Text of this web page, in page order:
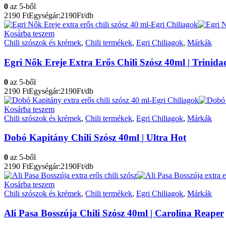
0 az 5-ből
2190 FtEgységár:2190Ft/db
Kosárba teszem
Chili szószok és krémek, Chili termékek, Egri Chiliagok, Márkák
Egri Nők Ereje Extra Erős Chili Szósz 40ml |
0 az 5-ből
2190 FtEgységár:2190Ft/db
Kosárba teszem
Chili szószok és krémek, Chili termékek, Egri Chiliagok, Márkák
Dobó Kapitány Chili Szósz 40ml | Ultra Hot
0 az 5-ből
2190 FtEgységár:2190Ft/db
Kosárba teszem
Chili szószok és krémek, Chili termékek, Egri Chiliagok, Márkák
Ali Pasa Bosszúja Chili Szósz 40ml | Carolina Reaper